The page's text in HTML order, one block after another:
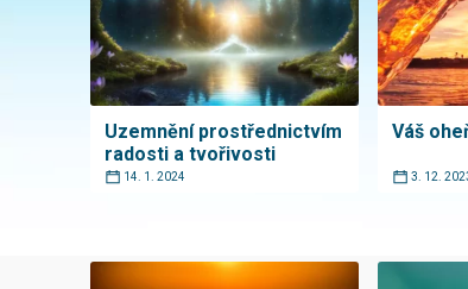
Uzemnění prostřednictvím
radosti a tvořivosti
14. 1. 2024
Váš
3. 12.